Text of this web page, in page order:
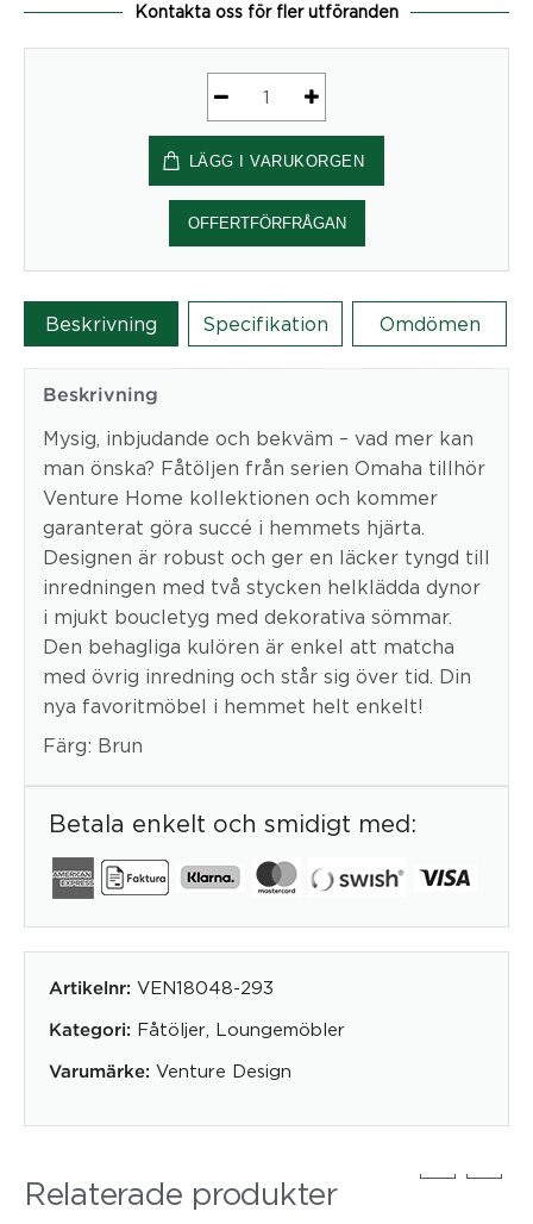
Kontakta oss för fler utföranden
OMAHA
Loungefåtöljer
Brun
mängd
LÄGG I VARUKORGEN
OFFERTFÖRFRÅGAN
Beskrivning Specifikation Omdömen
Beskrivning
Mysig, inbjudande och bekväm – vad mer kan
man önska? Fåtöljen från serien Omaha tillhör
Venture Home kollektionen och kommer
garanterat göra succé i hemmets hjärta.
Designen är robust och ger en läcker tyngd till
inredningen med två stycken helklädda dynor
i mjukt boucletyg med dekorativa sömmar.
Den behagliga kulören är enkel att matcha
med övrig inredning och står sig över tid. Din
nya favoritmöbel i hemmet helt enkelt!
Färg: Brun
Betala enkelt och smidigt med:
Artikelnr: VEN18048-293
Kategori: Fåtöljer Loungemöbler
Varumärke: Venture Design
Relaterade produkter